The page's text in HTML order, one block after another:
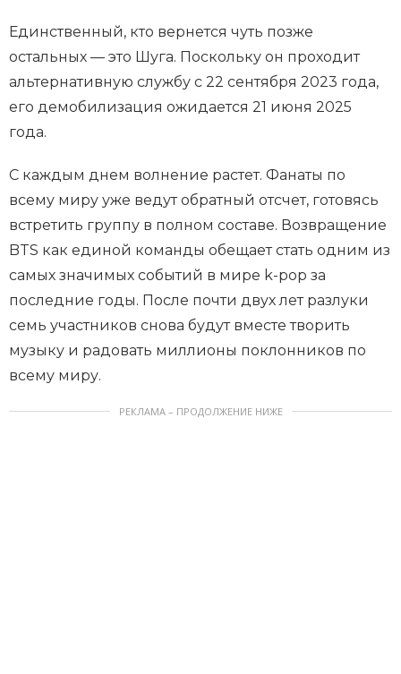
Единственный, кто вернется чуть позже
остальных — это Шуга. Поскольку он проходит
альтернативную службу с 22 сентября 2023 года,
его демобилизация ожидается 21 июня 2025
года.
С каждым днем волнение растет. Фанаты по
всему миру уже ведут обратный отсчет, готовясь
встретить группу в полном составе. Возвращение
BTS как единой команды обещает стать одним из
самых значимых событий в мире k-pop за
последние годы. После почти двух лет разлуки
семь участников снова будут вместе творить
музыку и радовать миллионы поклонников по
всему миру.
РЕКЛАМА – ПРОДОЛЖЕНИЕ НИЖЕ